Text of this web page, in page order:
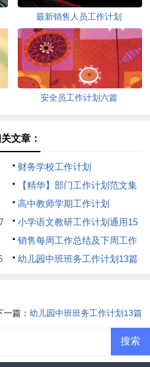
最新销售人员工作计划
安全员工作计划六篇
文章：
财务学校工作计划
【精华】部门工作计划范文集
合5篇
高中教师学期工作计划
小学语文教研工作计划通用15
篇销售每周工作总结及下周工作
计划
幼儿园中班班务工作计划13篇
一篇： 幼儿园中班班务工作计划13篇